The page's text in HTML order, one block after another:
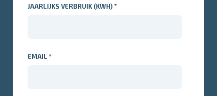
JAARLIJKS VERBRUIK (KWH)*
EMAIL*